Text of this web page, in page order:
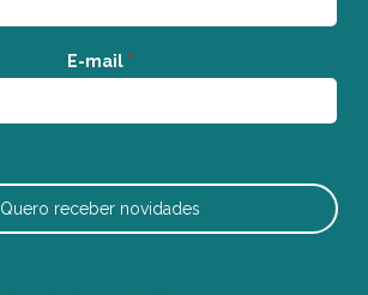
E-mail *
Quero receber novidades